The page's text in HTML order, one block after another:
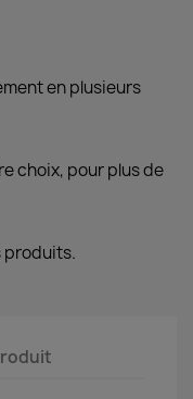
en plusieurs
choix, pour plus de
produits.